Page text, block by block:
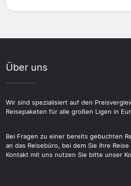
Über uns
Wir sind spezialisiert auf den
Reisepaketen für alle großen Ligen in
Bei Fragen zu einer bereits gebuchten
an das Reisebüro, bei dem Sie Ihre
Kontakt mit uns nutzen Sie bitte unser